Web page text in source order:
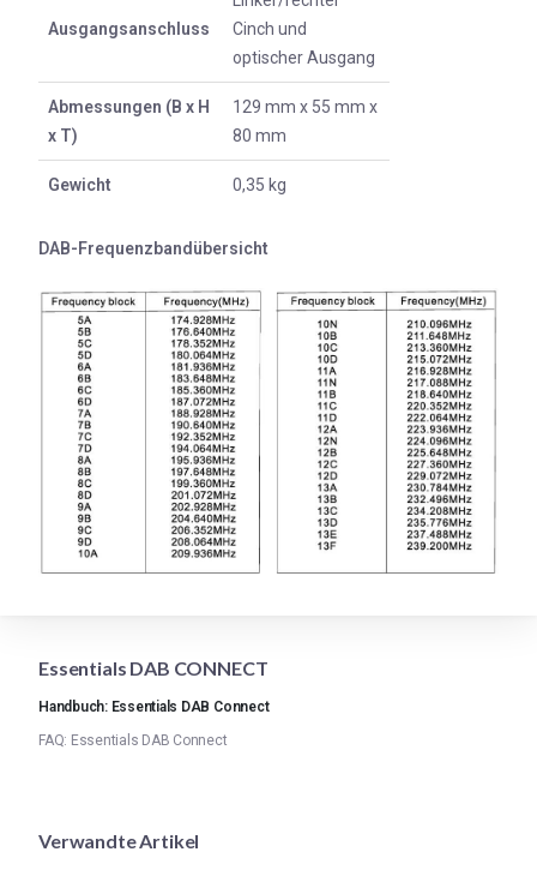
Ausgangsanschluss
Cinch und
optischer Ausgang
Abmessungen (B x H
x T)
129 mm x 55 mm x
80 mm
Gewicht 0,35 kg
DAB-Frequenzbandübersicht
Essentials DAB CONNECT
Handbuch: Essentials DAB Connect
FAQ: Essentials DAB Connect
Verwandte Artikel